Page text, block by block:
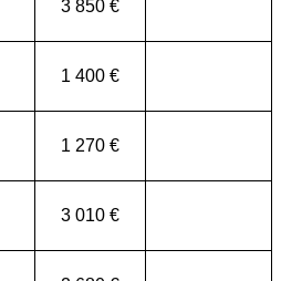
3 850 €
1 400 €
1 270 €
3 010 €